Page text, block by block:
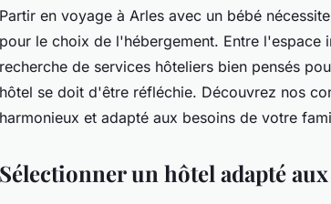
en Arles :
un bébé ?
Partir en voyage à Arles avec un bébé
pour le choix de l'hébergement. Entre l'espace
recherche de services hôteliers bien pensés
hôtel se doit d'être réfléchie. Découvrez nos
harmonieux et adapté aux besoins de votre
Sélectionner un hôtel adapté aux